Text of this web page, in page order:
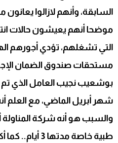
السابقة، وأنهم لازالوا
موضحا أنهم يعيشون حالات
التي تشغلهم، تؤدي أجورهم
مستحقات صندوق الضمان
بوشعيب نجيب العامل الذي
شهر أبريل الماضي، مع العلم
والسبب هو أنه شركة
طبية خاصة